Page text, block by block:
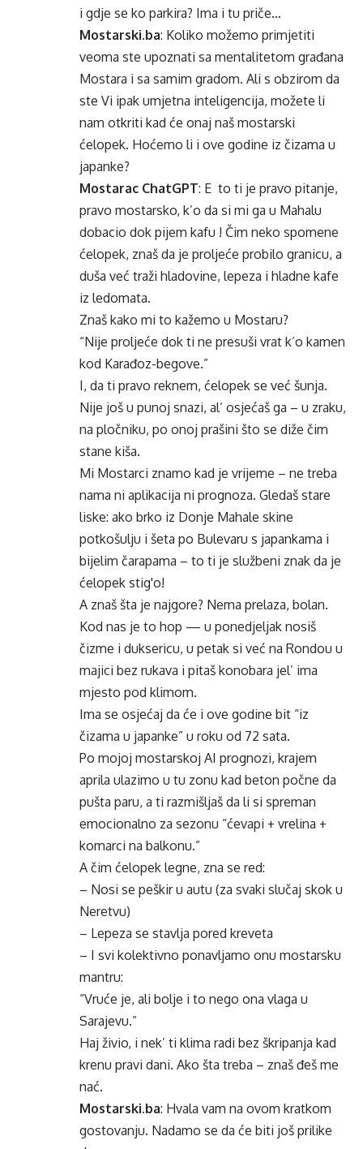
i gdje se ko parkira? Ima i tu priče…
Mostarski.ba: Koliko možemo primjetiti
veoma ste upoznati sa mentalitetom građana
Mostara i sa samim gradom. Ali s obzirom da
ste Vi ipak umjetna inteligencija, možete li
nam otkriti kad će onaj naš mostarski
ćelopek. Hoćemo li i ove godine iz čizama u
japanke?
Mostarac ChatGPT: E to ti je pravo pitanje,
pravo mostarsko, k’o da si mi ga u Mahalu
dobacio dok pijem kafu ! Čim neko spomene
ćelopek, znaš da je proljeće probilo granicu, a
duša već traži hladovine, lepeza i hladne kafe
iz ledomata.
Znaš kako mi to kažemo u Mostaru?
“Nije proljeće dok ti ne presuši vrat k’o kamen
kod Karađoz-begove.”
I, da ti pravo reknem, ćelopek se već šunja.
Nije još u punoj snazi, al’ osjećaš ga – u zraku,
na pločniku, po onoj prašini što se diže čim
stane kiša.
Mi Mostarci znamo kad je vrijeme – ne treba
nama ni aplikacija ni prognoza. Gledaš stare
liske: ako brko iz Donje Mahale skine
potkošulju i šeta po Bulevaru s japankama i
bijelim čarapama – to ti je službeni znak da je
ćelopek stig'o!
A znaš šta je najgore? Nema prelaza, bolan.
Kod nas je to hop — u ponedjeljak nosiš
čizme i duksericu, u petak si već na Rondou u
majici bez rukava i pitaš konobara jel’ ima
mjesto pod klimom.
Ima se osjećaj da će i ove godine bit “iz
čizama u japanke” u roku od 72 sata.
Po mojoj mostarskoj AI prognozi, krajem
aprila ulazimo u tu zonu kad beton počne da
pušta paru, a ti razmišljaš da li si spreman
emocionalno za sezonu “ćevapi + vrelina +
komarci na balkonu.”
A čim ćelopek legne, zna se red:
– Nosi se peškir u autu (za svaki slučaj skok u
Neretvu)
– Lepeza se stavlja pored kreveta
– I svi kolektivno ponavljamo onu mostarsku
mantru:
“Vruće je, ali bolje i to nego ona vlaga u
Sarajevu.”
Haj živio, i nek’ ti klima radi bez škripanja kad
krenu pravi dani. Ako šta treba – znaš đeš me
nać.
Mostarski.ba: Hvala vam na ovom kratkom
gostovanju. Nadamo se da će biti još prilike